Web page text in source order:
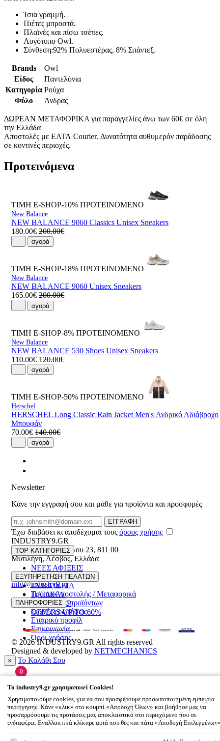
Ίσια γραμμή.
Πιέτες μπροστά.
Πλαϊνές και πίσω τσέπες.
Λογότυπο Owl.
Σύνθεση:92% Πολυεστέρας, 8% Σπάντεξ.
Brands
Owl
Είδος
Παντελόνια
Κατηγορία Ρούχα
Φύλο
Άνδρας
ΔΩΡΕΑΝ ΜΕΤΑΦΟΡΙΚΑ για παραγγελίες άνω των 60€ σε όλη
την Ελλάδα
Αποστολές με ΕΛΤΑ Courier. Δυνατότητα αυθυμερόν παράδοσης
σε κοντινές περιοχές.
Προτεινόμενα
ΤΙΜΗ E-SHOP-10% ΠΡΟΤΕΙΝΟΜΕΝΟ
New Balance
NEW BALANCE 9060 Classics Unisex Sneakers
180.00€ 200.00€
αγορά
ΤΙΜΗ E-SHOP-18% ΠΡΟΤΕΙΝΟΜΕΝΟ
New Balance
NEW BALANCE 9060 Unisex Sneakers
165.00€ 200.00€
αγορά
ΤΙΜΗ E-SHOP-8% ΠΡΟΤΕΙΝΟΜΕΝΟ
New Balance
NEW BALANCE 530 Shoes Unisex Sneakers
110.00€ 120.00€
αγορά
ΤΙΜΗ E-SHOP-50% ΠΡΟΤΕΙΝΟΜΕΝΟ
Herschel
HERSCHEL Long Classic Rain Jacket Men's Ανδρικό Αδιάβροχο
Μπουφάν
70.00€ 140.00€
αγορά
Newsletter
Κάνε την εγγραφή σου και μάθε για προϊόντα και προσφορές
Email
ΕΓΓΡΑΦΗ
Έχω διαβάσει κι αποδέχομαι τους όρους χρήσης
INDUSTRY9.GR
Ελευθέριου Βενιζέλου 23, 811 00
Μυτιλήνη,Λέσβος,Ελλάδα
22510 55629
info@industry9.gr
TOP ΚΑΤΗΓΟΡΙΕΣ
ΝΕΕΣ ΑΦΙΞΕΙΣ
ΑΝΔΡΙΚΑ
ΓΥΝΑΙΚΕΙΑ
ΠΑΙΔΙΚΑ
ΑΞΕΣΟΥΑΡ
OFFERS UP TO 60%
ΕΞΥΠΗΡΕΤΗΣΗ ΠΕΛΑΤΩΝ
Τρόποι Αποστολής / Μεταφορικά
Επιστροφές προϊόντων
Συχνές ερωτήσεις
ΠΛΗΡΟΦΟΡΙΕΣ
Εταιρικό προφίλ
Επικοινωνία
Όροι χρήσης
© 2026INDUSTRY9.GR All rights reserved
Designed & developed by NETMECHANICS
× Το Καλάθι Σου
0
To industry9.gr χρησιμοποιεί Cookies!
Χρησιμοποιούμε cookies, για να σου προσφέρουμε προσωποποιημένη εμπειρία
περιήγησης. Κάνε «κλικ» στο κουμπί «Αποδοχή Όλων» και βοήθησέ μας να
προσαρμόσουμε τις προτάσεις μας αποκλειστικά στο περιεχόμενο που σε
ενδιαφέρει. Εναλλακτικά κλίκαρε αυτά που θες και πάτα «Αποδοχή
To